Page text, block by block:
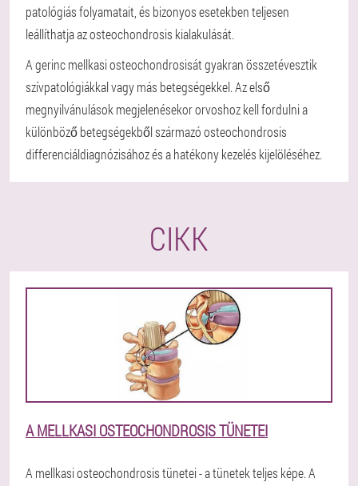
patológiás folyamatait, és bizonyos esetekben teljesen
leállíthatja az osteochondrosis kialakulását.
A gerinc mellkasi osteochondrosisát gyakran összetévesztik
szívpatológiákkal vagy más betegségekkel. Az első
megnyilvánulások megjelenésekor orvoshoz kell fordulni a
különböző betegségekből származó osteochondrosis
differenciáldiagnózisához és a hatékony kezelés kijelöléséhez.
CIKK
A MELLKASI OSTEOCHONDROSIS TÜNETEI
A mellkasi osteochondrosis tünetei - a tünetek teljes képe. A